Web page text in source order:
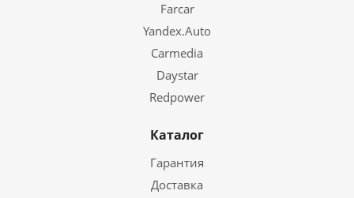
Farcar
Yandex.Auto
Carmedia
Daystar
Redpower
Каталог
Гарантия
Доставка